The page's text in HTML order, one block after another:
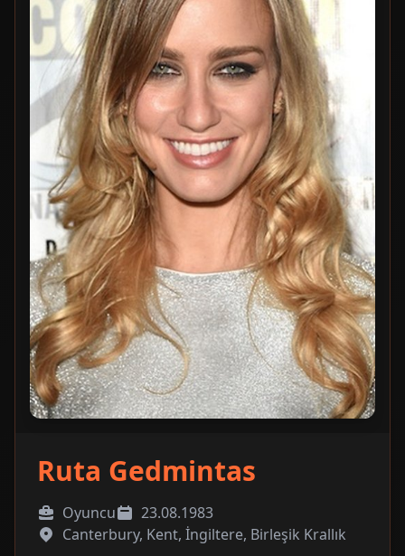
Ruta Gedmintas
Oyuncu
23.08.1983
Canterbury, Kent, İngiltere, Birleşik Krallık